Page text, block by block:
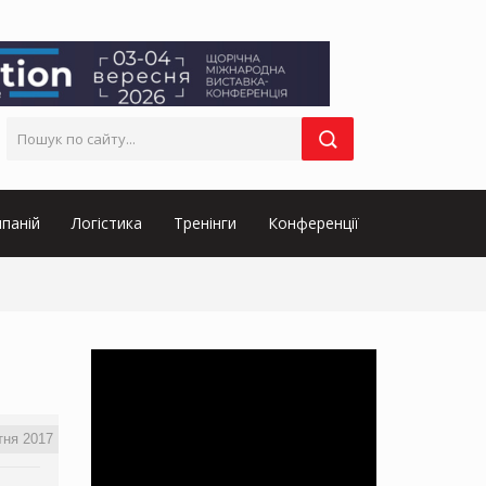
Логістика Тренінги Конференції
2017